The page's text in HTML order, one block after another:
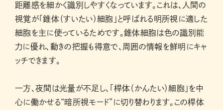
距離感を細かく識別しやすくなっています。これは、人間の
視覚が「錐体（すいたい）細胞」と呼ばれる明所視に適した
細胞を主に使っているためです。錐体細胞は色の識別能
力に優れ、動きの把握も得意で、周囲の情報を鮮明にキャ
ッチできます。
一方、夜間は光量が不足し、「桿体（かんたい）細胞」を中
心に働かせる“暗所視モード”に切り替わります。この桿体